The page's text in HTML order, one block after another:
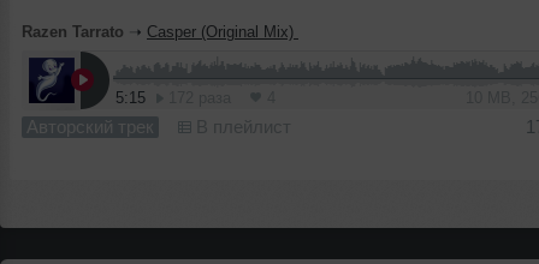
Razen Tarrato ➝ Casper (Original Mix)
5:15
Авторский трек В плейлист